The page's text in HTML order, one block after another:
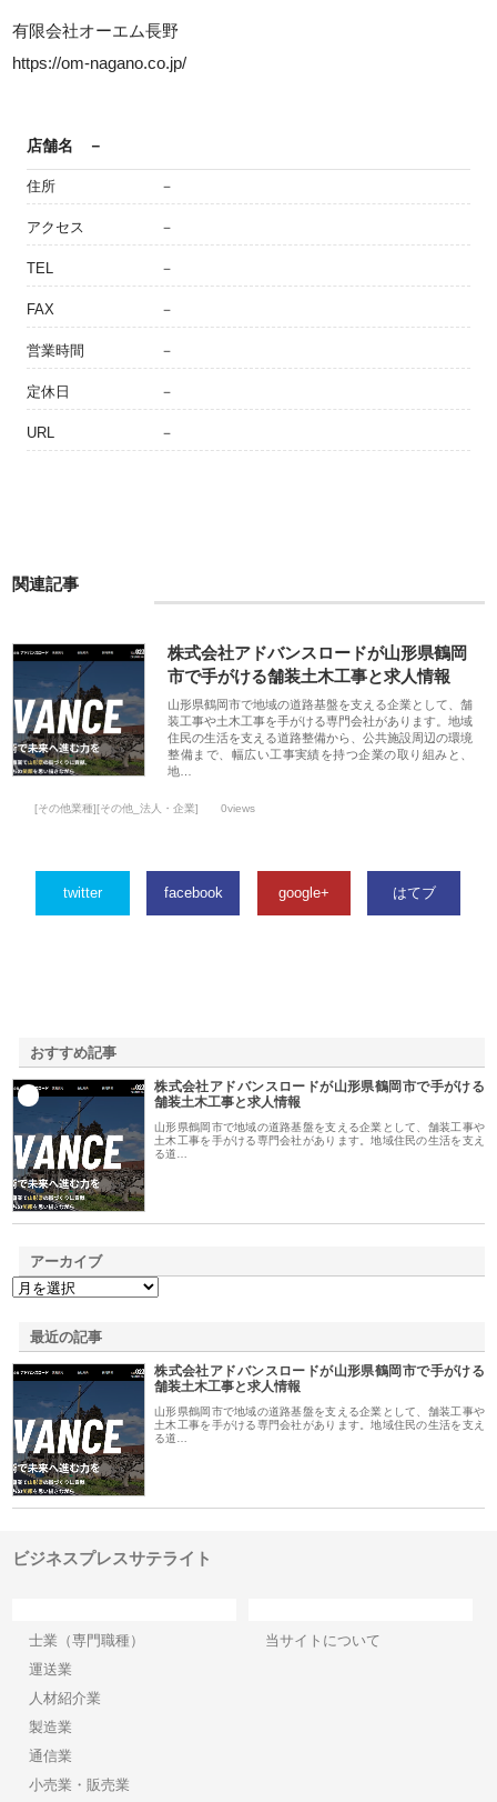
有限会社オーエム長野
https://om-nagano.co.jp/
店舗名 －
住所 －
アクセス －
TEL －
FAX －
営業時間 －
定休日 －
URL －
関連記事
株式会社アドバンスロードが山形県鶴岡
市で手がける舗装土木工事と求人情報
山形県鶴岡市で地域の道路基盤を支える企業として、舗
装工事や土木工事を手がける専門会社があります。地域
住民の生活を支える道路整備から、公共施設周辺の環境
整備まで、幅広い工事実績を持つ企業の取り組みと、
地…
[その他業種][その他_法人・企業] 0views
twitter facebook google+ はてブ
おすすめ記事
株式会社アドバンスロードが山形県鶴岡市で手がける
舗装土木工事と求人情報
山形県鶴岡市で地域の道路基盤を支える企業として、舗装工事や
土木工事を手がける専門会社があります。地域住民の生活を支え
る道…
アーカイブ
最近の記事
株式会社アドバンスロードが山形県鶴岡市で手がける
舗装土木工事と求人情報
山形県鶴岡市で地域の道路基盤を支える企業として、舗装工事や
土木工事を手がける専門会社があります。地域住民の生活を支え
る道…
ビジネスプレスサテライト
士業（専門職種）
運送業
人材紹介業
製造業
通信業
小売業・販売業
当サイトについて